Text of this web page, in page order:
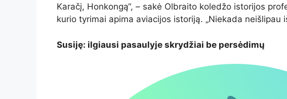
Karačį, Honkongą“, – sakė Olbraito koledžo istorijos
kurio tyrimai apima aviacijos istoriją. „Niekada neišlipau
Susiję: ilgiausi pasaulyje skrydžiai be persėdimų